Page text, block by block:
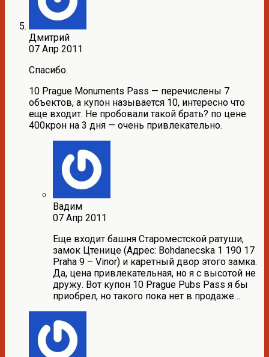
Дмитрий
07 Апр 2011
Спасибо.
10 Prague Monuments Pass — перечислены 7
объектов, а купон называется 10, интересно что
еще входит. Не пробовали такой брать? по цене
400крон на 3 дня — очень привлекательно.
Вадим
07 Апр 2011
Еще входит башня Староместской ратуши,
замок Цтенице (Адрес: Bohdanecska 1 190 17
Praha 9 – Vinor) и каретный двор этого замка.
Да, цена привлекательная, но я с высотой не
дружу. Вот купон 10 Prague Pubs Pass я бы
приобрел, но такого пока нет в продаже…